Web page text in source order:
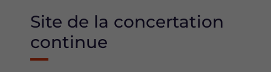
Site de la concertation
continue